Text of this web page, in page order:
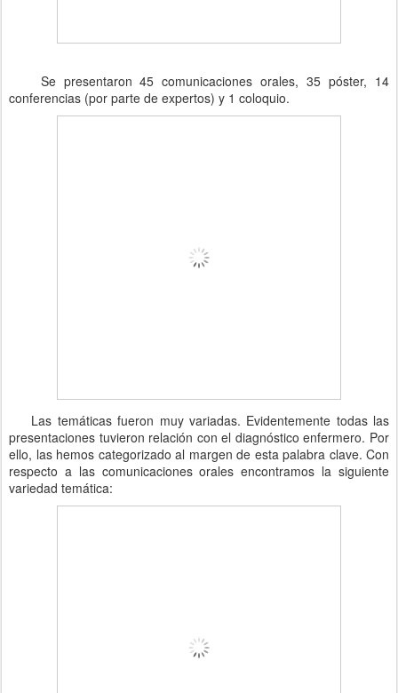
Se presentaron 45 comunicaciones orales, 35 póster, 14
conferencias (por parte de expertos) y 1 coloquio.
Las temáticas fueron muy variadas. Evidentemente todas las
presentaciones tuvieron relación con el diagnóstico enfermero. Por
ello, las hemos categorizado al margen de esta palabra clave. Con
respecto a las comunicaciones orales encontramos la siguiente
variedad temática: